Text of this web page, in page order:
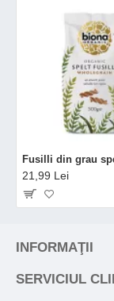
21,99 Lei
INFORMAŢII
SERVICIUL